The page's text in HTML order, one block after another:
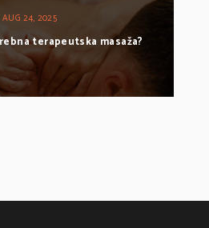
AUG 24, 2025
terapeutska masaža?